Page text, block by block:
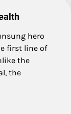
hero
first line of
the
the